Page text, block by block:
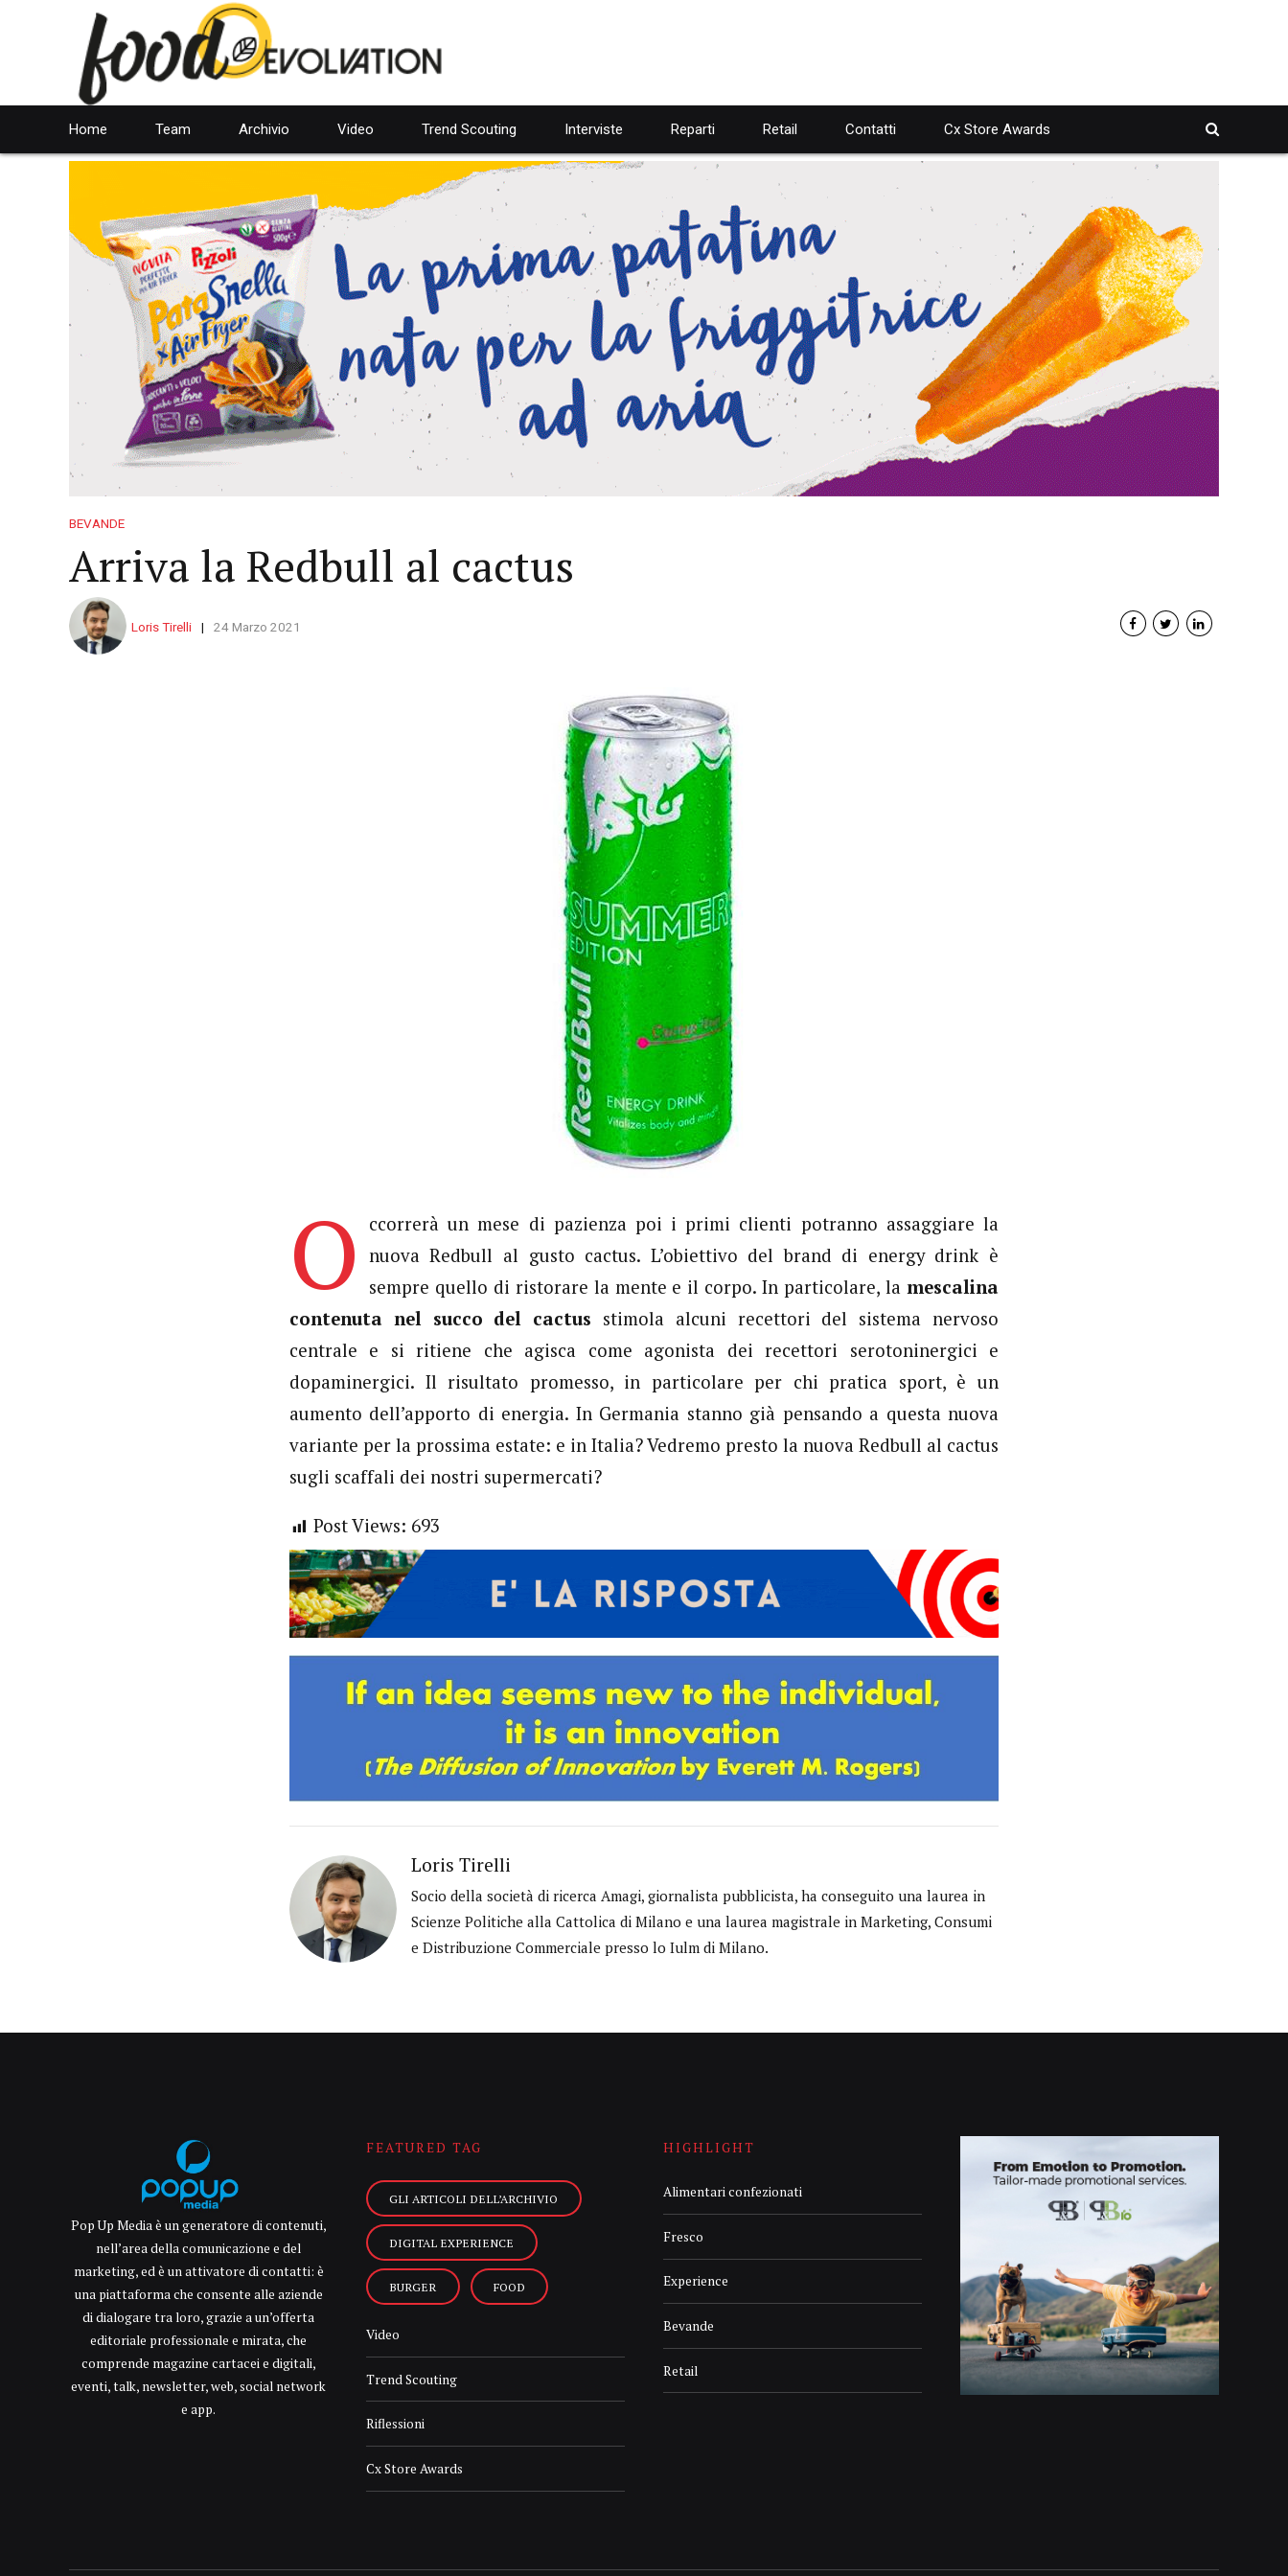
Home Team Archivio Video Trend Scouting Interviste Reparti Retail Contatti Cx Store Awards
BEVANDE
Arriva la Redbull al cactus
Loris Tirelli 24 Marzo 2021
O
ccorrerà un mese di pazienza poi i primi clienti potranno assaggiare la
nuova Redbull al gusto cactus. L’obiettivo del brand di energy drink è
sempre quello di ristorare la mente e il corpo. In particolare, la mescalina
contenuta nel succo del cactus stimola alcuni recettori del sistema nervoso
centrale e si ritiene che agisca come agonista dei recettori serotoninergici e
dopaminergici. Il risultato promesso, in particolare per chi pratica sport, è un
aumento dell’apporto di energia. In Germania stanno già pensando a questa nuova
variante per la prossima estate: e in Italia? Vedremo presto la nuova Redbull al cactus
sugli scaffali dei nostri supermercati?
Post Views: 693
Loris Tirelli
Socio della società di ricerca Amagi, giornalista pubblicista, ha conseguito una laurea in
Scienze Politiche alla Cattolica di Milano e una laurea magistrale in Marketing, Consumi
e Distribuzione Commerciale presso lo Iulm di Milano.
Pop Up Media è un generatore di contenuti,
nell’area della comunicazione e del
marketing, ed è un attivatore di contatti: è
una piattaforma che consente alle aziende
di dialogare tra loro, grazie a un’offerta
editoriale professionale e mirata, che
comprende magazine cartacei e digitali,
eventi, talk, newsletter, web, social network
e app.
FEATURED TAG
GLI ARTICOLI DELL’ARCHIVIO
DIGITAL EXPERIENCE
BURGER FOOD
Video
Trend Scouting
Riflessioni
Cx Store Awards
HIGHLIGHT
Alimentari confezionati
Fresco
Experience
Bevande
Retail